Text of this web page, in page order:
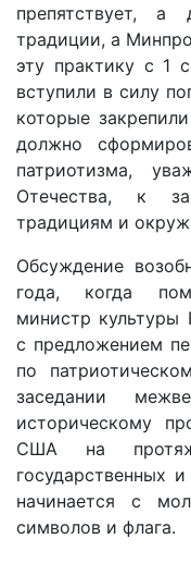
препятствует,
традиции, а
эту практику с 1
вступили в силу
которые
должно
патриотизма,
Отечества, к
традициям и
Обсуждение
года, когда
министр
с предложением
по
заседании
историческому
США на
государственных
начинается с
символов и флага.